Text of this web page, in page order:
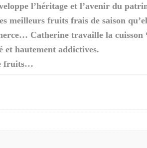
l’héritage et l’avenir du
meilleurs fruits frais de saison
Catherine travaille la cuisson
et hautement addictives.
fruits…